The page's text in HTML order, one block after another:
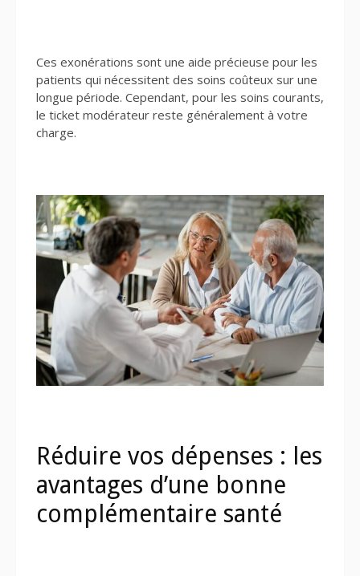
Ces exonérations sont une aide précieuse pour les
patients qui nécessitent des soins coûteux sur une
longue période. Cependant, pour les soins courants,
le ticket modérateur reste généralement à votre
charge.
Réduire vos dépenses : les
avantages d’une bonne
complémentaire santé